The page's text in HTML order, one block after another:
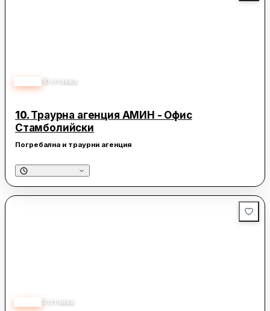
10 отзива
10. Траурна агенция АМИН - Офис
Стамболийски
Погребална и траурни агенция
9 отзива